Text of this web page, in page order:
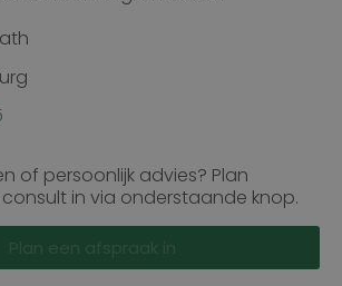
of persoonlijk advies? Plan
in via onderstaande knop.